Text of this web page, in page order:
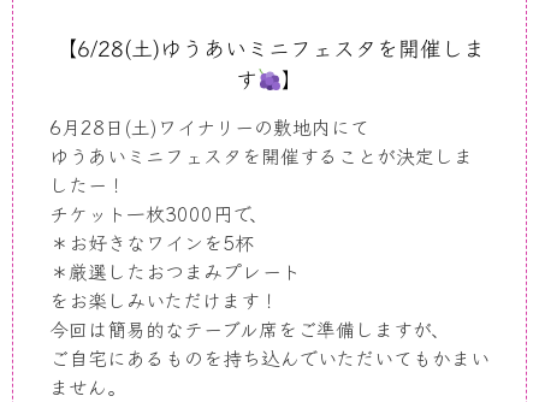
【6/28(土)ゆうあいミニフェスタを開催しま
す 】
6月28日(土)ワイナリーの敷地内にて
ゆうあいミニフェスタを開催することが決定しま
したー！
チケット一枚3000円で、
＊お好きなワインを5杯
＊厳選したおつまみプレート
をお楽しみいただけます！
今回は簡易的なテーブル席をご準備しますが、
ご自宅にあるものを持ち込んでいただいてもかまい
ません。